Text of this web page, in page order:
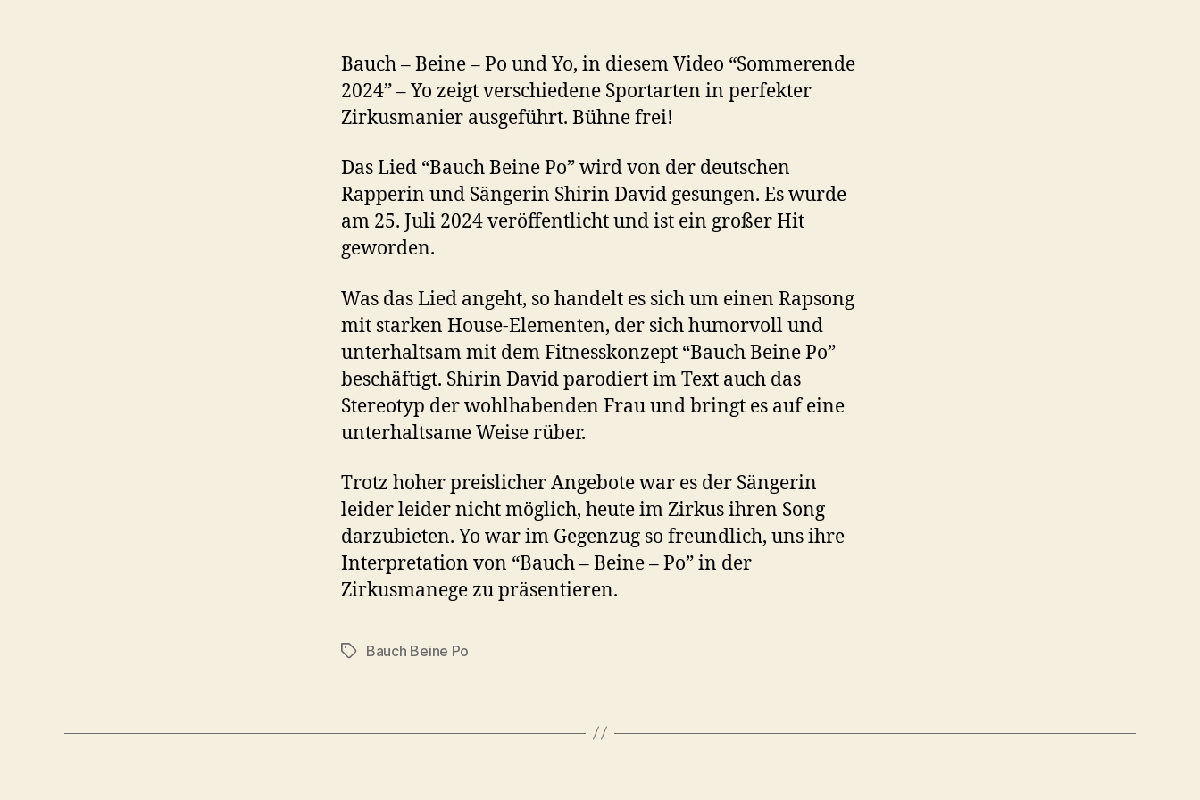
Bauch – Beine – Po und Yo, in diesem Video “Sommerende
2024” – Yo zeigt verschiedene Sportarten in perfekter
Zirkusmanier ausgeführt. Bühne frei!
Das Lied “Bauch Beine Po” wird von der deutschen
Rapperin und Sängerin Shirin David gesungen. Es wurde
am 25. Juli 2024 veröffentlicht und ist ein großer Hit
geworden.
Was das Lied angeht, so handelt es sich um einen Rapsong
mit starken House-Elementen, der sich humorvoll und
unterhaltsam mit dem Fitnesskonzept “Bauch Beine Po”
beschäftigt. Shirin David parodiert im Text auch das
Stereotyp der wohlhabenden Frau und bringt es auf eine
unterhaltsame Weise rüber.
Trotz hoher preislicher Angebote war es der Sängerin
leider leider nicht möglich, heute im Zirkus ihren Song
darzubieten. Yo war im Gegenzug so freundlich, uns ihre
Interpretation von “Bauch – Beine – Po” in der
Zirkusmanege zu präsentieren.
TagsBauch Beine Po